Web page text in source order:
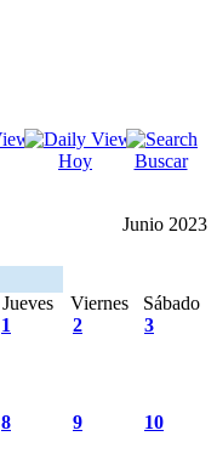
Hoy Buscar
Junio 2023
Jueves Viernes
Sábado
1 2 3
8 9 10